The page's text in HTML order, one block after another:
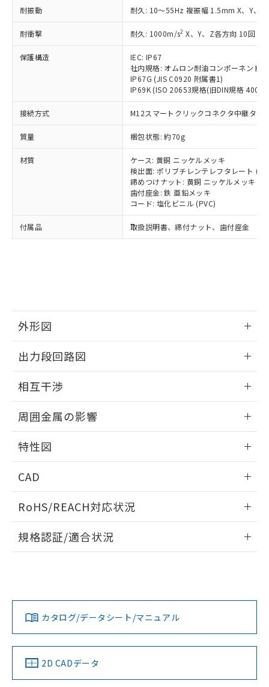
耐振動 耐久: 10～55Hz 複振幅 1.5mm X、Y、Z
耐衝撃 耐久: 1000m/s2 X、Y、Z各方向 10回
保護構造
IEC: IP67
社内規格: オムロン耐油コンポーネント
IP67G (JIS C0920 附属書1)
IP69K (ISO 20653規格(旧DIN規格
接続方式 M12スマートクリックコネクタ中継タイ
質量 梱包状態: 約70g
材質
ケース: 黄銅 ニッケルメッキ
検出面: ポリブチレンテレフタレート
締めつけナット: 黄銅 ニッケルメッキ
歯付座金: 鉄 亜鉛メッキ
コード: 塩化ビニル (PVC)
付属品 取扱説明書、締付ナット、歯付座金
外形図
外形図
出力段回路図
出力段回路図
タイムチャート
相互干渉
相互干渉
A: 120mm以上、B: 100mm以上
周囲金属の影響
周囲金属の影響
特性図
検出物体の大きさと材質による影響
CAD
ドすることができます。
ログイン/会員登録
ダウンロードデータをご利用いただく前に、以下を必ずお読
みください。
ソフトウェアの使用条件
RoHS/REACH対応状況
EU RoHS 注意事項・凡例
対応済み
中国 RoHS 注意事項・凡例
規格認証/適合状況
LR型式承認
（イギリス
船舶規格）
DNV型式承認
（ノルウェー
BV型式承認
（フランス
KR型式
（韓国
No No No No
カタログ/データシート/マニュアル
2D CADデータ
記載している更新日時点での社内デー
タに基づき作成されるものであり、閲
覧された時点での実際の在庫および標
準価格とは異なる場合があることをご
了承ください。
正式な納期状況および標準価格はお客
様のお取引先、またはお客様担当のオ
ムロン制御機器販売店・当社販売員に
ご相談ください。
オムロン制御機器販売店や当社販売拠
販売ネットワーク
」をご確認
在庫状況および標準価格結果を当社の
事前の承諾なく第三者に漏洩または開
示しないようお願いします。
マイパーツ機能（部品リスト作成サー
ビス）をご利用いただくには、I-Web
メンバーズにご登録されている必要が
あります。
をご了承ください。
の共同利用に関して"
の「1.共同利
用者の範囲」に記載されている法人を
指します。
六価クロム(Cr(Ⅵ)) 1000ppm以下、ポリ臭化ビフェニル
類(PBB) 1000ppm以下、ポリ臭化ジフェニルエーテル類
(PBDE) 1000ppm以下、フタル酸ビス(2-エチルヘキシ
ル) (DEHP)(別名：DOP) 1000ppm以下、フタル酸ブチ
ルベンジル（BBP） 1000ppm以下、フタル酸ジブチル
（DBP） 1000ppm以下、フタル酸ジイソブチル
適用除外項目は除く。
フタル酸エステル類の４物質については閾値を超える意
図的な使用がないことを確認しています。
部品在庫の切り替え状況などにより、予定
月が前後することがあります。
EU RoHS指令（10物質）の非含有証明書
51物質の非含有証明書（当社基準）
るもので、過去に遡って非含有を証明する
ものではありません。
また、RoHS指令のフタル酸エステル類４
物質の対応では、対応完了までの期間は出
荷製品に未対応品が混在することから備考
欄に対応日を記載しておりました。
していることから、特段のことがない限
り、2022年1月12日より割愛しておりま
*中国RoHS10物質の基準値 (GB/T26572)：
Pb(鉛) :1000ppm、 Hg(水銀) : 1000ppm、 Cd(カドミウ
Cr(Ⅵ)(六価クロム) : 1000ppm、 PBBs(ポリ臭化ビフェ
ニル類) : 1000ppm、 PBDEs(ポリ臭化ジフェニルエーテ
DBP(フタル酸ジブチル) : 1000ppm、 DIBP(フタル酸ジ
イソブチル) : 1000ppm、 BBP(フタル酸ブチルベンジ
DEHP(フタル酸ビス(2-エチルヘキシル)) : 1000ppm
※2 環境保護使用期限
「ｅ」：有害物質（10物質）のすべてが基
準値以下であることを示します。
「10」：通常の使用状況下において有害物
質が外部に漏えいし、環境に深刻な影響を
及ぼさない年数を意味します。
「－」：未確認です。当社販売部門へお問
（以下｢規制貨物等」という）を輸出
または国外への提供する場合は、日本
国政府の輸出許可(または役務取引許
可)を取得するなどの必要な手続きを
当社は規制貨物を破棄する場合は、完
全に破砕するなど、違法に輸出されな
いよう必要な手段を講じます。
当社は貴社製品を、核兵器、ミサイ
武器並びにこれらの製造装置等に一切
使用いたしません。
当社は、貴社製品を第三者に販売する
場合は、上記1、2および3の内容を当
該第三者に通知します。また当社は、
販売先および販売に係わる関係者が違
法に輸出するおそれがある場合は、取
り引きをいたしません。
一定数以上の在庫あり
一定数には満たないが在庫あり
在庫なし(最新の在庫状況につ
いては、お客様のお取引先、ま
たはお客様担当のオムロン制御
機器販売店・当社販売員にご確
認ください)
受注生産機種、また在庫状況の
情報を公開していない機種